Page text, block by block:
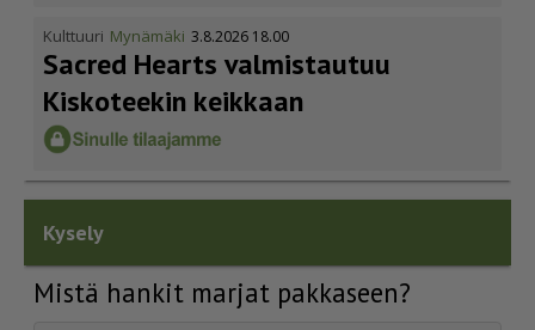
Kulttuuri Mynämäki 3.8.2026 18.00
Sacred Hearts valmistautuu
Kiskoteekin keikkaan
Kysely
Mistä hankit marjat pakkaseen?